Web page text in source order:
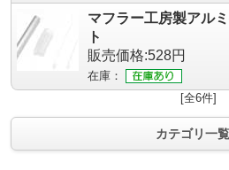
マフラー工房製アル
ト
販売価格:528円
在庫：
[全6件]
カテゴリ一